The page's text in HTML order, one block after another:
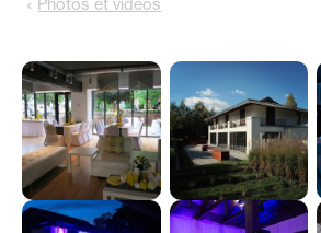
Photos et vidéos